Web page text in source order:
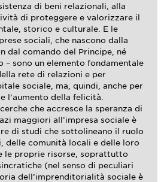
di beni relazionali, alla
di proteggere e valorizzare il
storico e culturale. E le
sociali, che nascono dalla
dal comando del Principe, né
– sono un elemento fondamentale
rete di relazioni e per
sociale, ma, quindi, anche per
l’aumento della felicità.
che accresce la speranza di
maggiori all’impresa sociale è
di studi che sottolineano il ruolo
comunità locali e delle loro
le proprie risorse, soprattutto
(nel senso di peculiari
dell’imprenditorialità sociale è